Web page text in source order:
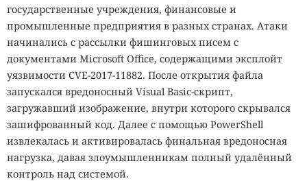
государственные учреждения, финансовые и
промышленные предприятия в разных странах. Атаки
начинались с рассылки фишинговых писем с
документами Microsoft Office, содержащими эксплойт
уязвимости CVE-2017-11882. После открытия файла
запускался вредоносный Visual Basic-скрипт,
загружавший изображение, внутри которого скрывался
зашифрованный код. Далее с помощью PowerShell
извлекалась и активировалась финальная вредоносная
нагрузка, давая злоумышленникам полный удалённый
контроль над системой.